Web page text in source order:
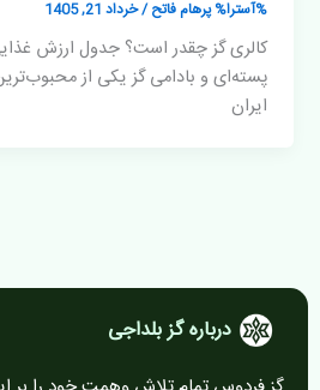
%آسترا%پرهام فاتح/خرداد 21, 1405
کالری گز چقدر است؟ جدول ارزش
پسته‌ای و بادامی گز یکی از
ایران
درباره گز بلداجی